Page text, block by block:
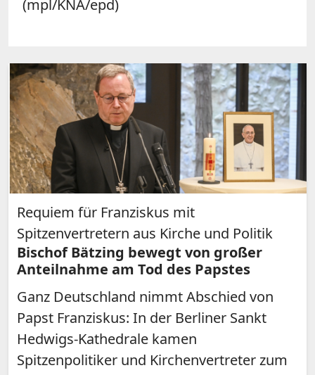
(mpl/KNA/epd)
Requiem für Franziskus mit
Spitzenvertretern aus Kirche und Politik
Bischof Bätzing bewegt von großer
Anteilnahme am Tod des Papstes
Ganz Deutschland nimmt Abschied von
Papst Franziskus: In der Berliner Sankt
Hedwigs-Kathedrale kamen
Spitzenpolitiker und Kirchenvertreter zum